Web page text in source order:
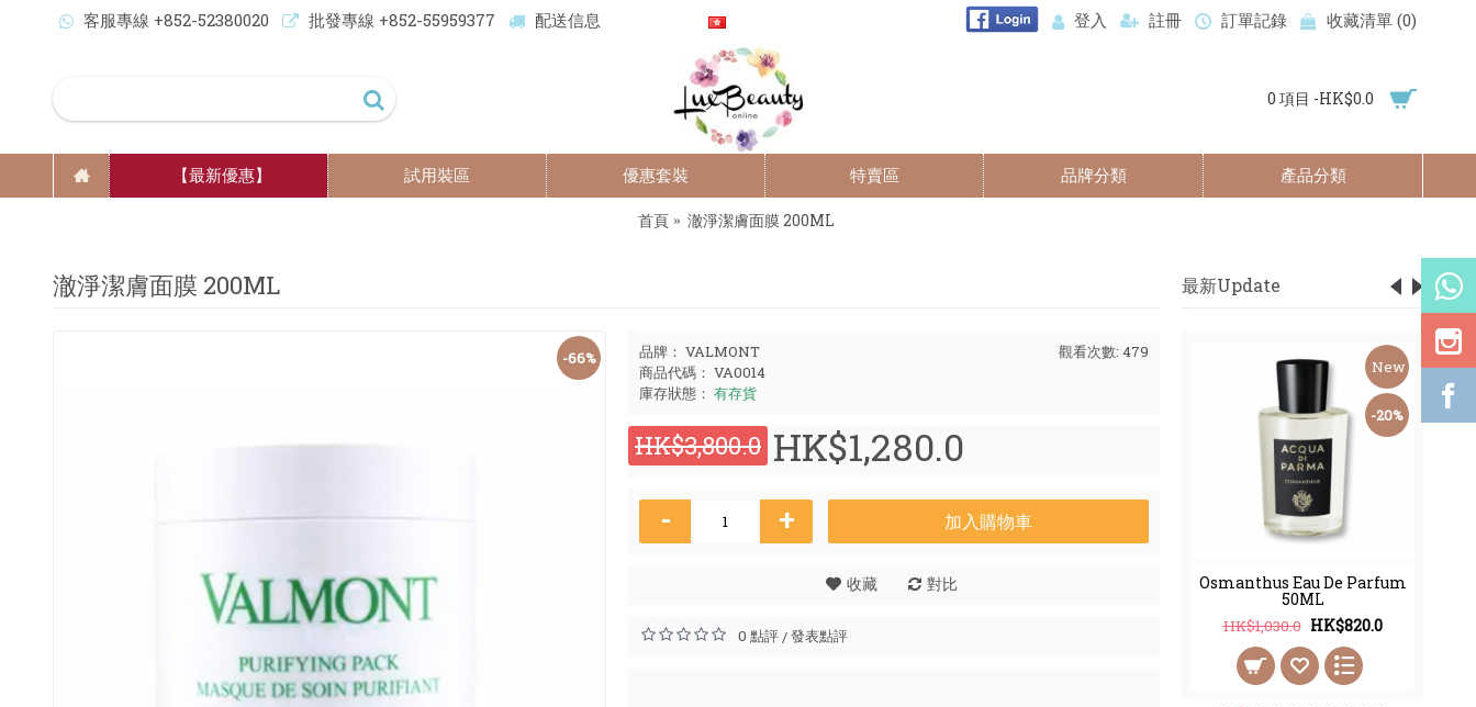
客服專線 +852-52380020 批發專線 +852-55959377 配送信息 登入 註冊 訂單記錄 收藏清單 (0)
0 項目 -HK$0.0
【最新優惠】 試用裝區 優惠套裝 特賣區 品牌分類 產品分類
首頁 澈淨潔膚面膜 200ML
最新Update
Osmanthus Eau De Parfum
New
-20%
Osmanthus Eau De Parfum
50ML
HK$1,030.0 HK$820.0
澈淨潔膚面膜 200ML
-66% 觀看次數: 479
品牌： VALMONT
商品代碼： VA0014
庫存狀態： 有存貨
HK$3,800.0 HK$1,280.0
- + 加入購物車
收藏 對比
0 點評/發表點評